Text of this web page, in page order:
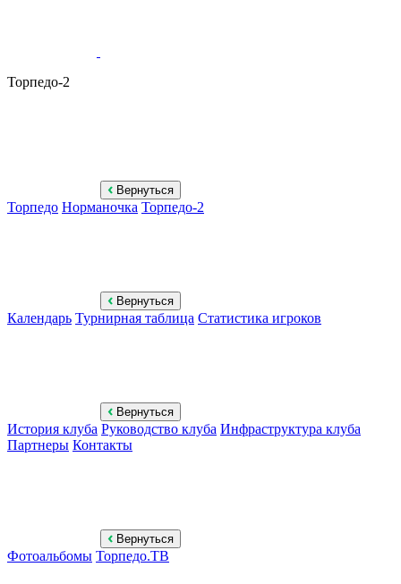
Торпедо-2
Вернуться
Торпедо Норманочка Торпедо-2
Вернуться
Календарь Турнирная таблица Статистика игроков
Вернуться
История клуба Руководство клуба Инфраструктура клуба
Партнеры Контакты
Вернуться
Фотоальбомы Торпедо.ТВ